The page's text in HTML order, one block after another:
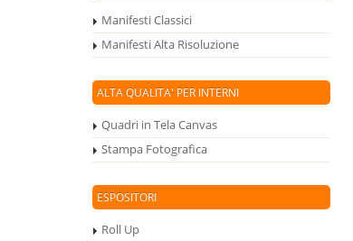
Manifesti Classici
Manifesti Alta Risoluzione
ALTA QUALITA' PER INTERNI
Quadri in Tela Canvas
Stampa Fotografica
ESPOSITORI
Roll Up